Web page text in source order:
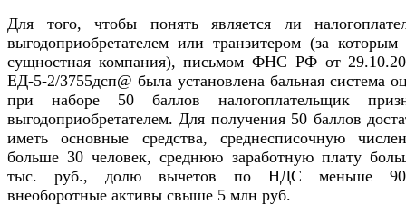
Для того, чтобы понять является ли
выгодоприобретателем или транзитером (за которым
сущностная компания), письмом ФНС РФ от
ЕД-5-2/3755дсп@ была установлена бальная система
при наборе 50 баллов налогоплательщик
выгодоприобретателем. Для получения 50 баллов
иметь основные средства, среднесписочную
больше 30 человек, среднюю заработную плату
тыс. руб., долю вычетов по НДС меньше
внеоборотные активы свыше 5 млн руб.